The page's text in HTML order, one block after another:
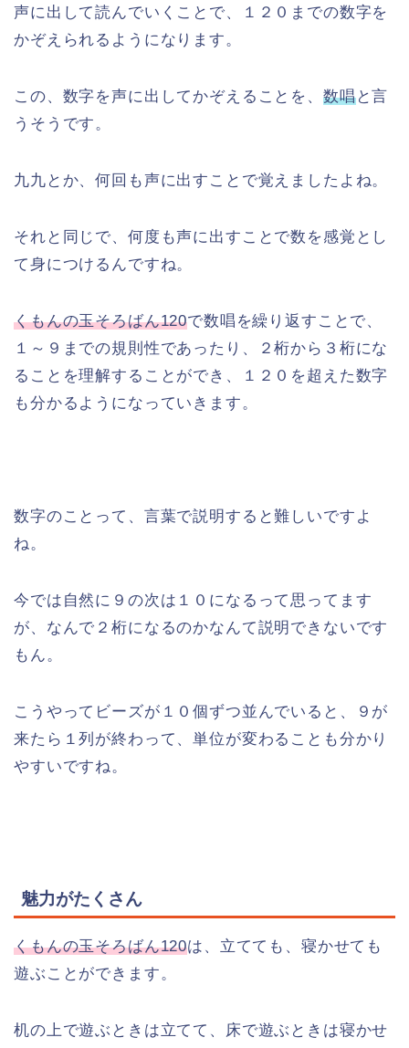
声に出して読んでいくことで、１２０までの数字を
かぞえられるようになります。
この、数字を声に出してかぞえることを、 数唱と言
うそうです。
九九とか、何回も声に出すことで覚えましたよね。
それと同じで、何度も声に出すことで数を感覚とし
て身につけるんですね。
くもんの玉そろばん120で数唱を繰り返すことで、
１～９までの規則性であったり、２桁から３桁にな
ることを理解することができ、１２０を超えた数字
も分かるようになっていきます。
数字のことって、言葉で説明すると難しいですよ
ね。
今では自然に９の次は１０になるって思ってます
が、なんで２桁になるのかなんて説明できないです
もん。
こうやってビーズが１０個ずつ並んでいると、９が
来たら１列が終わって、単位が変わることも分かり
やすいですね。
魅力がたくさん
くもんの玉そろばん120は、立てても、寝かせても
遊ぶことができます。
机の上で遊ぶときは立てて、床で遊ぶときは寝かせ